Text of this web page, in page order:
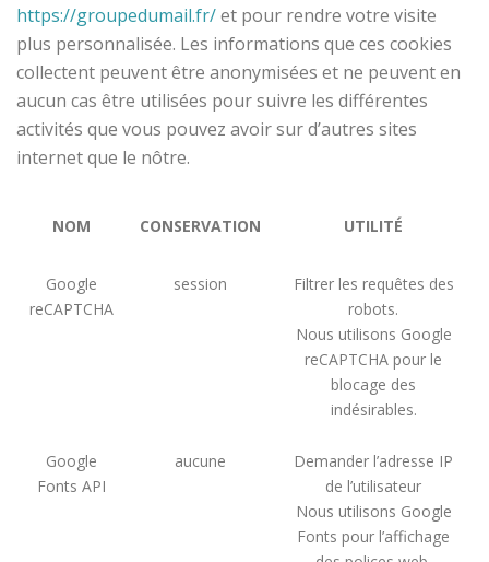
https://groupedumail.fr/et pour rendre votre visite
plus personnalisée. Les informations que ces cookies
collectent peuvent être anonymisées et ne peuvent en
aucun cas être utilisées pour suivre les différentes
activités que vous pouvez avoir sur d’autres sites
internet que le nôtre.
NOM CONSERVATION UTILITÉ
Google
reCAPTCHA
session
Filtrer les requêtes des
robots.
Nous utilisons Google
reCAPTCHA pour le
blocage des
indésirables.
Google
Fonts API
aucune
Demander l’adresse IP
de l’utilisateur
Nous utilisons Google
Fonts pour l’affichage